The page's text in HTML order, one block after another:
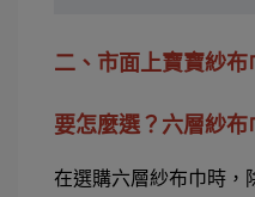
二、市面上寶寶紗布
要怎麼選？六層紗
在選購六層紗布巾時，